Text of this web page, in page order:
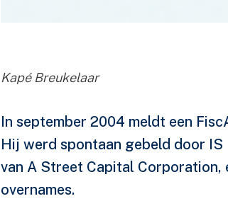
Kapé Breukelaar
In september 2004 meldt een
Hij werd spontaan gebeld door
van A Street Capital
overnames.